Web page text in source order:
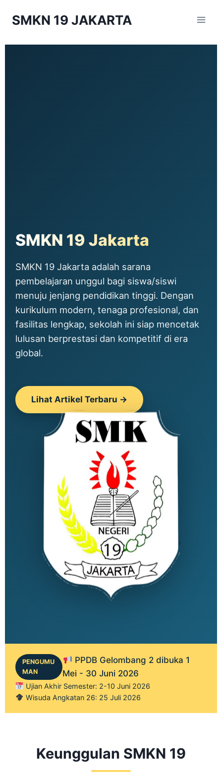
SMKN 19 JAKARTA
SMKN 19 Jakarta
SMKN 19 Jakarta adalah sarana
pembelajaran unggul bagi siswa/siswi
menuju jenjang pendidikan tinggi. Dengan
kurikulum modern, tenaga profesional, dan
fasilitas lengkap, sekolah ini siap mencetak
lulusan berprestasi dan kompetitif di era
global.
Lihat Artikel Terbaru →
PENGUMU
MAN
PPDB Gelombang 2 dibuka 1
Mei - 30 Juni 2026
Ujian Akhir Semester: 2-10 Juni 2026
Wisuda Angkatan 26: 25 Juli 2026
Keunggulan SMKN 19